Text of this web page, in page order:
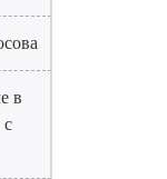
в
с